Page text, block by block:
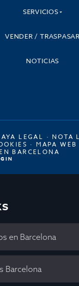
SERVICIOS
VENDER / TRASPASAR
NOTICIAS
LEGAL · NOTA
· MAPA WEB
BARCELONA
en Barcelona
Barcelona